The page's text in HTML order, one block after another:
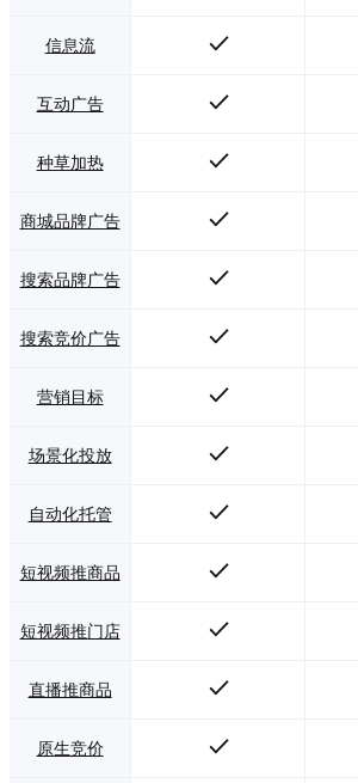
信息流
互动广告
种草加热
商城品牌广告
搜索品牌广告
搜索竞价广告
营销目标
场景化投放
自动化托管
短视频推商品
短视频推门店
直播推商品
原生竞价